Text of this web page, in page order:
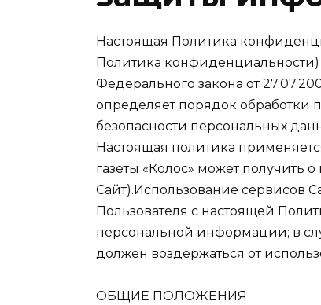
Настоящая Политика
Политика конфиденциальности)
Федерального закона от
определяет порядок
безопасности персональных
Настоящая политика
газеты «Колос» может получить
Сайт).Использование сервисов
Пользователя с настоящей
персональной информации; в
должен воздержаться от
ОБЩИЕ ПОЛОЖЕНИЯ